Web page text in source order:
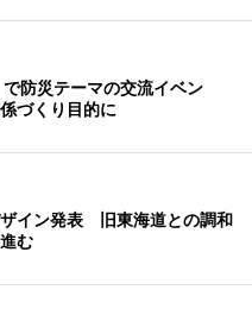
防災テーマの交流イベン
づくり目的に
イン発表 旧東海道との調和
む